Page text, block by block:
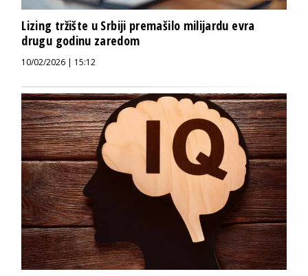
Lizing tržište u Srbiji premašilo milijardu evra
drugu godinu zaredom
10/02/2026 | 15:12